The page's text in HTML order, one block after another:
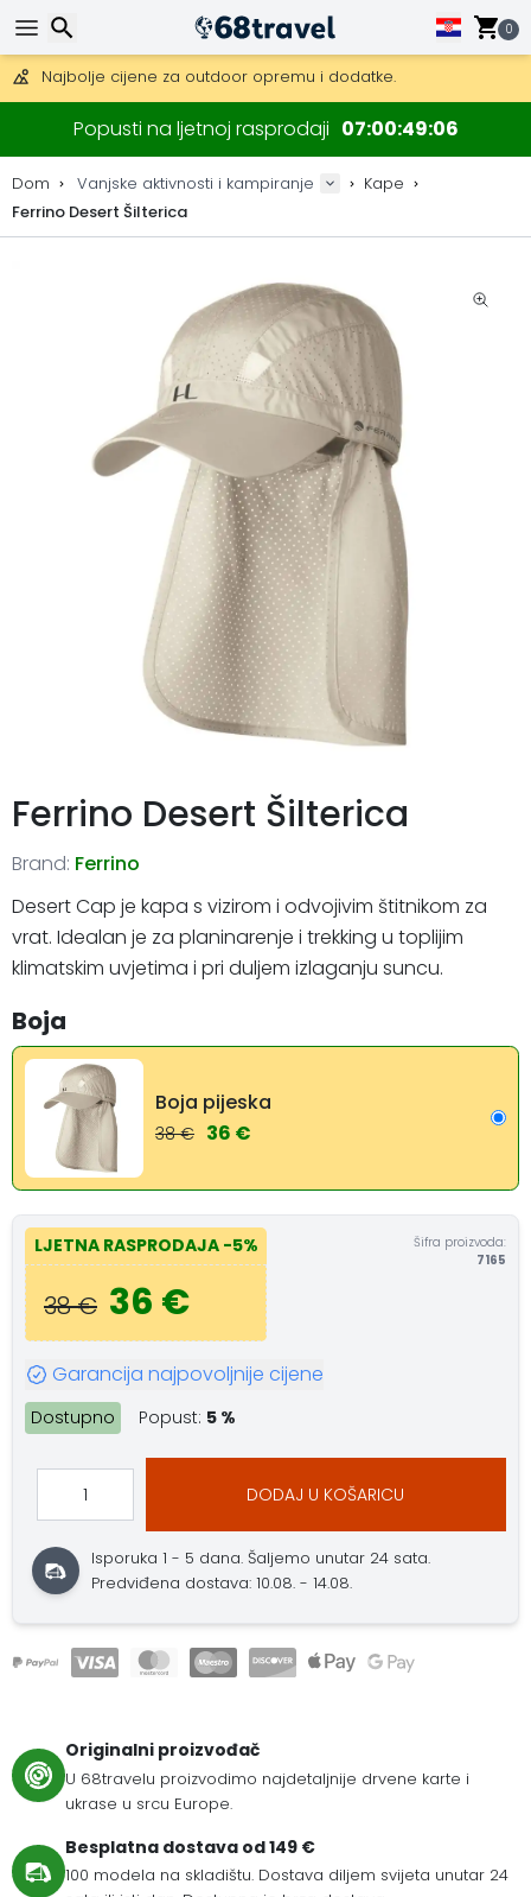
0
Mogućnost slanja DHL Expressom (dostava unutar 24 sata)
30 dana za povrat, 90 dana za drvene karte i dekoracije.
Najbolje cijene za outdoor opremu i dodatke.
Popusti na ljetnoj rasprodaji 07 00 49 05
Dom Vanjske aktivnosti i kampiranje
Kape
Ferrino Desert Šilterica
Ferrino Desert Šilterica
Brand: Ferrino
Desert Cap je kapa s vizirom i odvojivim štitnikom za
vrat. Idealan je za planinarenje i trekking u toplijim
klimatskim uvjetima i pri duljem izlaganju suncu.
Boja
Boja pijeska
38 € 36 €
LJETNA RASPRODAJA -5%
38 € 36 €
Šifra proizvoda:
7165
Garancija najpovoljnije cijene
Dostupno Popust: 5 %
DODAJ U KOŠARICU
Isporuka 1 - 5 dana.Šaljemo unutar 24 sata.
Predviđena dostava: 10.08. - 14.08.
Originalni proizvođač
U 68travelu proizvodimo najdetaljnije drvene karte i
ukrase u srcu Europe.
Besplatna dostava od 149 €
100 modela na skladištu. Dostava diljem svijeta unutar 24
Traži